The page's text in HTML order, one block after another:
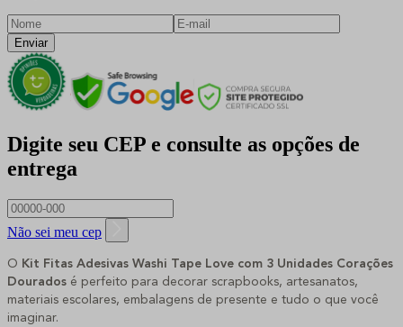
Enviar
Digite seu CEP e consulte as opções de
entrega
Não sei meu cep
O Kit Fitas Adesivas Washi Tape Love com 3 Unidades Corações
Dourados é perfeito para decorar scrapbooks, artesanatos,
materiais escolares, embalagens de presente e tudo o que você
imaginar.